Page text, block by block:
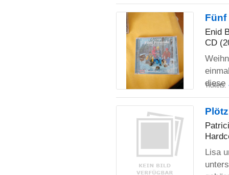
Fünf
Enid
CD
diese
Tickets:
Lisa